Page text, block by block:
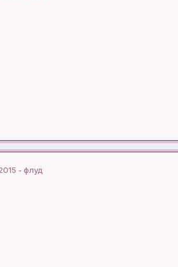
- флуд